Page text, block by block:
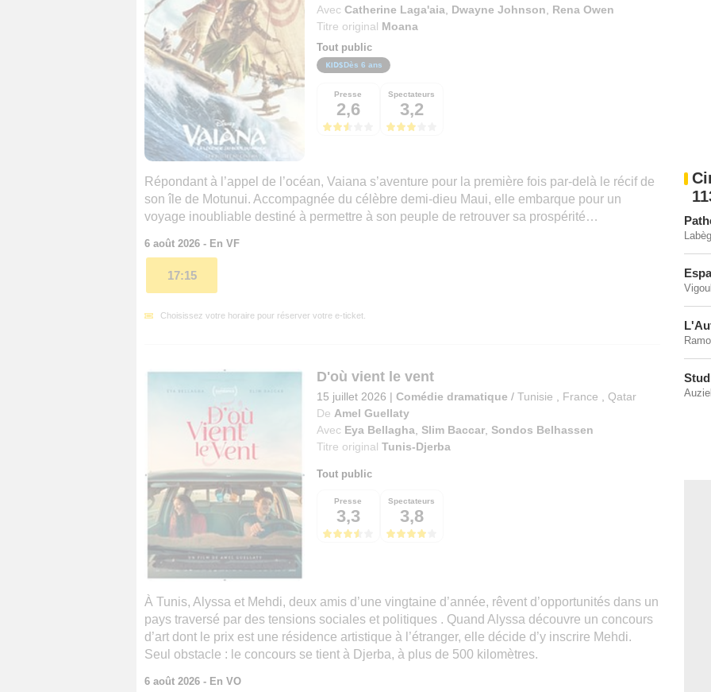
Avec Catherine Laga'aia Dwayne Johnson
Rena Owen
Titre original Moana
Tout public
Dès 6 ans
Presse
2,6
Spectateurs
3,2
Répondant à l’appel de l’océan, Vaiana s’aventure pour la première fois par-delà le récif de
son île de Motunui. Accompagnée du célèbre demi-dieu Maui, elle embarque pour un
voyage inoubliable destiné à permettre à son peuple de retrouver sa prospérité…
6 août 2026 - En VF
17:15
Choisissez votre horaire pour réserver votre e-ticket.
D'où vient le vent
15 juillet 2026 | Comédie dramatique / Tunisie France
Qatar
De Amel Guellaty
Avec Eya Bellagha Slim Baccar, Sondos Belhassen
Titre original Tunis-Djerba
Tout public
Presse
3,3
Spectateurs
3,8
À Tunis, Alyssa et Mehdi, deux amis d’une vingtaine d’année, rêvent d’opportunités dans un
pays traversé par des tensions sociales et politiques . Quand Alyssa découvre un concours
d’art dont le prix est une résidence artistique à l’étranger, elle décide d’y inscrire Mehdi.
Seul obstacle : le concours se tient à Djerba, à plus de 500 kilomètres.
6 août 2026 - En VO